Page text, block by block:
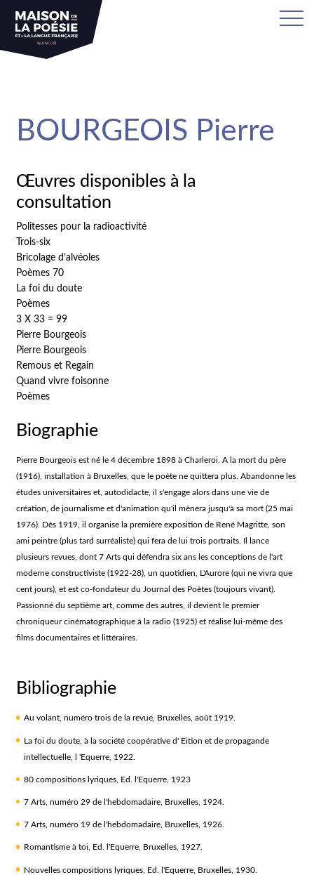
BOURGEOIS Pierre
Œuvres disponibles à la
consultation
Politesses pour la radioactivité
Trois-six
Bricolage d’alvéoles
Poèmes 70
La foi du doute
Poèmes
3 X 33 = 99
Pierre Bourgeois
Pierre Bourgeois
Remous et Regain
Quand vivre foisonne
Poèmes
Biographie
Pierre Bourgeois est né le 4 décembre 1898 à Charleroi. A la mort du père
(1916), installation à Bruxelles, que le poète ne quittera plus. Abandonne les
études universitaires et, autodidacte, il s'engage alors dans une vie de
création, de journalisme et d'animation qu'il mènera jusqu'à sa mort (25 mai
1976). Dès 1919, il organise la première exposition de René Magritte, son
ami peintre (plus tard surréaliste) qui fera de lui trois portraits. Il lance
plusieurs revues, dont 7 Arts qui défendra six ans les conceptions de l'art
moderne constructiviste (1922-28), un quotidien, L'Aurore (qui ne vivra que
cent jours), et est co-fondateur du Journal des Poètes (toujours vivant).
Passionné du septième art, comme des autres, il devient le premier
chroniqueur cinématographique à la radio (1925) et réalise lui-même des
films documentaires et littéraires.
Bibliographie
Au volant, numéro trois de la revue, Bruxelles, août 1919.
La foi du doute, à la société coopérative d' Eition et de propagande
intellectuelle, l 'Equerre, 1922.
80 compositions lyriques, Ed. l'Equerre, 1923
7 Arts, numéro 29 de l'hebdomadaire, Bruxelles, 1924.
7 Arts, numéro 19 de l'hebdomadaire, Bruxelles, 1926.
Romantisme à toi, Ed. l'Equerre, Bruxelles, 1927.
Nouvelles compositions lyriques, Ed. l'Equerre, Bruxelles, 1930.